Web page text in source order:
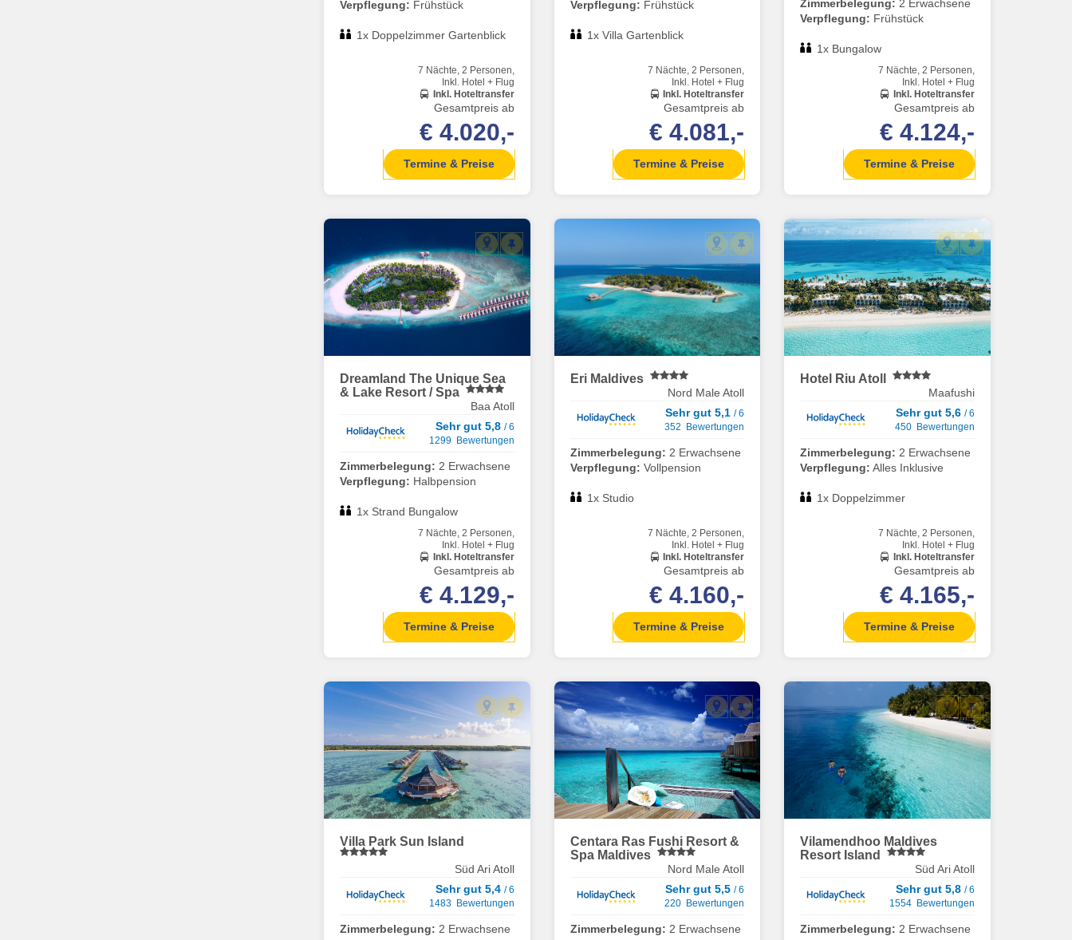
Verpflegung: Frühstück
1x Doppelzimmer Gartenblick
7 Nächte, 2 Personen,
Inkl. Hotel + Flug
Inkl. Hoteltransfer
Gesamtpreis ab
€ 4.020,-
Termine & Preise
Verpflegung: Frühstück
1x Villa Gartenblick
7 Nächte, 2 Personen,
Inkl. Hotel + Flug
Inkl. Hoteltransfer
Gesamtpreis ab
€ 4.081,-
Termine & Preise
Zimmerbelegung: 2 Erwachsene
Verpflegung: Frühstück
1x Bungalow
7 Nächte, 2 Personen,
Inkl. Hotel + Flug
Inkl. Hoteltransfer
Gesamtpreis ab
€ 4.124,-
Termine & Preise
Dreamland The Unique Sea
& Lake Resort / Spa
Baa Atoll
Sehr gut 5,8 / 6
1299 Bewertungen
Zimmerbelegung: 2 Erwachsene
Verpflegung: Halbpension
1x Strand Bungalow
7 Nächte, 2 Personen,
Inkl. Hotel + Flug
Inkl. Hoteltransfer
Gesamtpreis ab
€ 4.129,-
Termine & Preise
Eri Maldives
Nord Male Atoll
Sehr gut 5,1/ 6
352 Bewertungen
Zimmerbelegung: 2 Erwachsene
Verpflegung: Vollpension
1x Studio
7 Nächte, 2 Personen,
Inkl. Hotel + Flug
Inkl. Hoteltransfer
Gesamtpreis ab
€ 4.160,-
Termine & Preise
Hotel Riu Atoll
Maafushi
Sehr gut 5,6 / 6
450 Bewertungen
Zimmerbelegung: 2 Erwachsene
Verpflegung: Alles Inklusive
1x Doppelzimmer
7 Nächte, 2 Personen,
Inkl. Hotel + Flug
Inkl. Hoteltransfer
Gesamtpreis ab
€ 4.165,-
Termine & Preise
Villa Park Sun Island
Süd Ari Atoll
Sehr gut 5,4 / 6
1483 Bewertungen
Zimmerbelegung: 2 Erwachsene
Centara Ras Fushi Resort &
Spa Maldives
Nord Male Atoll
Sehr gut 5,5/ 6
220 Bewertungen
Zimmerbelegung: 2 Erwachsene
Vilamendhoo Maldives
Resort Island
Süd Ari Atoll
Sehr gut 5,8 / 6
1554 Bewertungen
Zimmerbelegung: 2 Erwachsene